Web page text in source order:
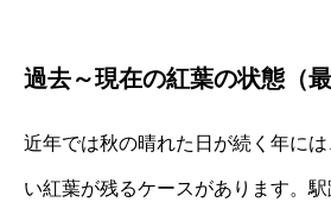
過去～現在の紅葉の状態（最
近年では秋の晴れた日が続く年に
い紅葉が残るケースがあります。